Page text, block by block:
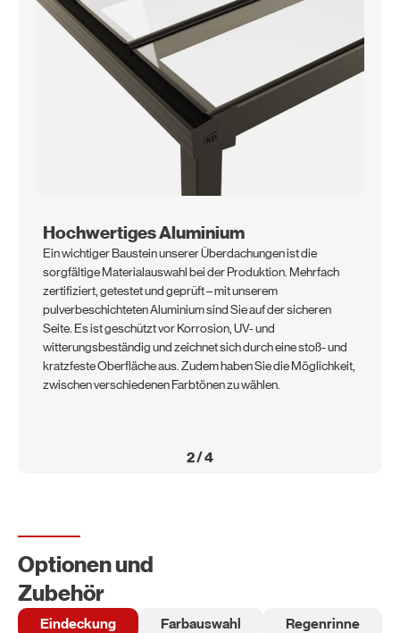
Hochwertiges Aluminium
Ein wichtiger Baustein unserer Überdachungen ist die
sorgfältige Materialauswahl bei der Produktion. Mehrfach
zertifiziert, getestet und geprüft – mit unserem
pulverbeschichteten Aluminium sind Sie auf der sicheren
Seite. Es ist geschützt vor Korrosion, UV- und
witterungsbeständig und zeichnet sich durch eine stoß- und
kratzfeste Oberfläche aus. Zudem haben Sie die Möglichkeit,
zwischen verschiedenen Farbtönen zu wählen.
2/4
Optionen und
Zubehör
Eindeckung Farbauswahl
Regenrinne